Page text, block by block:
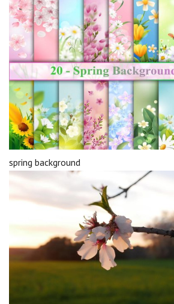
spring background